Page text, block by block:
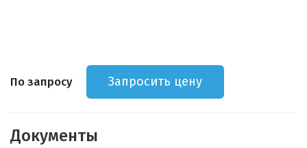
По запросу Запросить цену
Документы